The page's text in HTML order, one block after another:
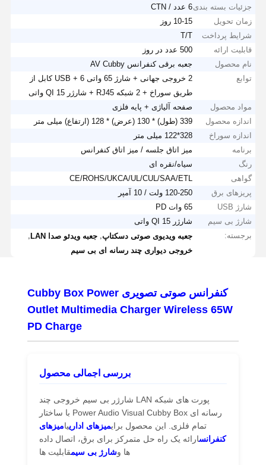
جزئیات بسته بندی6 عدد / CTN
زمان تحویل
10-15 روز
شرایط پرداخت
T/T
قابلیت ارائه
500 عدد در روز
نام محصول
جعبه برقی کنفرانس AV Cubby
توابع
2 خروجی جهانی + شارژ 65 واتی USB + 6 کابل از
طریق سوراخ + 2 شبکه RJ45 + شارژر QI 15 واتی
مواد محصول
صفحه آلیاژی + پایه فلزی
اندازه محصول
339 (طول) * 130 (عرض) * 128 (ارتفاع) میلی متر
اندازه سوراخ
328*122 میلی متر
برنامه
میز اتاق جلسه / میز اتاق کنفرانس
رنگ
سیاه/نقره ای
گواهی
CE/ROHS/UKCA/UL/CUL/SAA/ETL
پریزهای برق
120-250 ولت / 10 آمپر
شارژ USB
65 وات PD
شارژ بی سیم
شارژر QI 15 واتی
برجسته:
جعبه ویدیوی صوتی دسکتاپ ,جعبه ویدئو صدا LAN
خروجی دیواری چند رسانه ای بی سیم
کنفرانس صوتی تصویری Cubby Box Power
Outlet Multimedia Charger Wireless 65W
PD Charge
بررسی اجمالی محصول
پورت های شبکه LAN شارژر بی سیم خروجی چند
رسانه ای Power Audio Visual Cubby Box با ساختار
تمام فلزی. این محصول برایمیزهای ادارییامیزهای
کنفرانسارائه یک راه حل متمرکز برای برق، اتصال داده
ها وشارژ بی سیمقابلیت ها